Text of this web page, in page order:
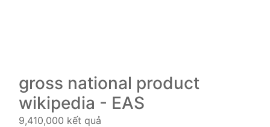
gross national product
wikipedia - EAS
9,410,000 kết quả